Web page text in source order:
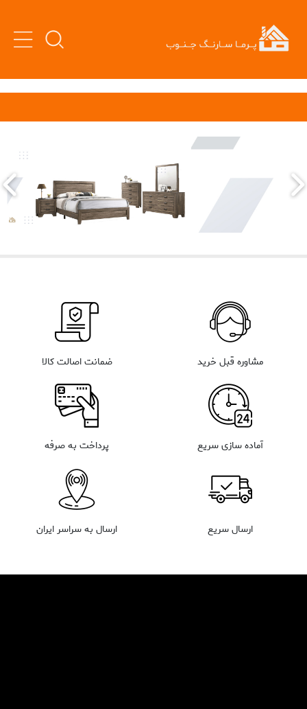
مشاوره قبل خرید ضمانت اصالت کالا
آماده سازی سریع پرداخت به صرفه
ارسال سریع ارسال به سراسر ایران